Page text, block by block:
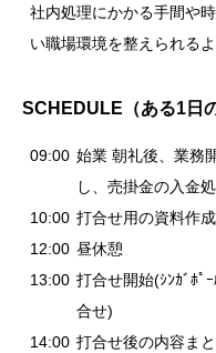
社内処理にかかる手間や
い職場環境を整えられる
SCHEDULE（ある1日
09:00 始業 朝礼後、業務
し、売掛金の入金
10:00 打合せ用の資料作
12:00 昼休憩
13:00 打合せ開始(ｼﾝｶﾞﾎﾟ
合せ)
14:00 打合せ後の内容ま